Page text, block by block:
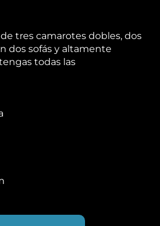
tres camarotes dobles, dos
dos sofás y altamente
todas las